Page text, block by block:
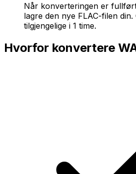
Når konverteringen er
lagre den nye FLAC-filen
tilgjengelige i 1 time.
Hvorfor konvertere